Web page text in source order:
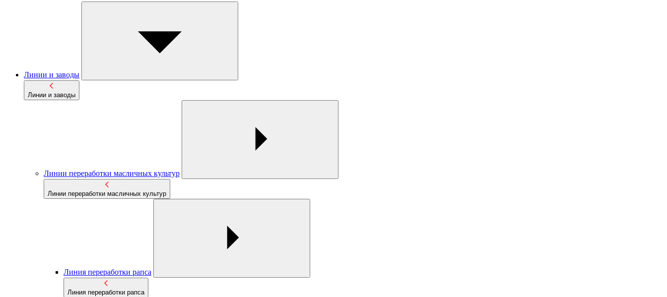
Линии и заводы
Линии и заводы
Линии переработки масличных культур
Линии переработки масличных культур
Линия переработки рапса
Линия переработки рапса